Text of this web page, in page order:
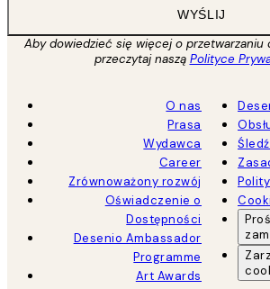
WYŚLIJ
Aby dowiedzieć się więcej o przetwarzaniu
przeczytaj naszą Polityce
O nas
Prasa
Wydawca
Career
Zrównoważony rozwój
Oświadczenie o
Dostępności
Desenio Ambassador
Programme
Art Awards